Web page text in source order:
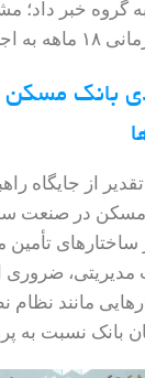
گروه خبر داد؛
برسد.
بانک مسکن
از جایگاه
در صنعت
تأمین
مدیریتی،
مانند
بانک نسبت به